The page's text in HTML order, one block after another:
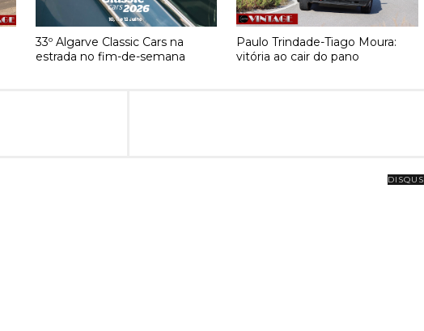
33º Algarve Classic Cars na
estrada no fim-de-semana
Paulo Trindade-Tiago Moura:
vitória ao cair do pano
DISQUS